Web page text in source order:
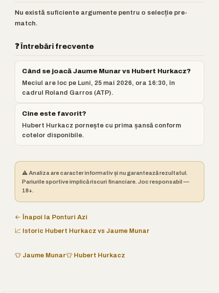
Nu există suficiente argumente pentru o selecție pre-
match.
❓ Întrebări frecvente
Când se joacă Jaume Munar vs Hubert Hurkacz?
Meciul are loc pe Luni, 25 mai 2026, ora 16:30, în
cadrul Roland Garros (ATP).
Cine este favorit?
Hubert Hurkacz pornește cu prima șansă conform
cotelor disponibile.
⚠️ Analiza are caracter informativ și nu garantează rezultatul.
Pariurile sportive implică riscuri financiare. Joc responsabil —
18+.
← Înapoi la Ponturi Azi
📈 Istoric Hubert Hurkacz vs Jaume Munar
👕 Jaume Munar👕 Hubert Hurkacz